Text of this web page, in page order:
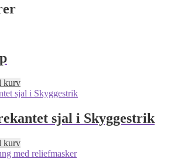
kurv
sjal i Skyggestrik
kurv